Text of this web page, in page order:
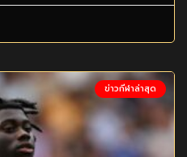
ข่าวกีฬาล่าสุด